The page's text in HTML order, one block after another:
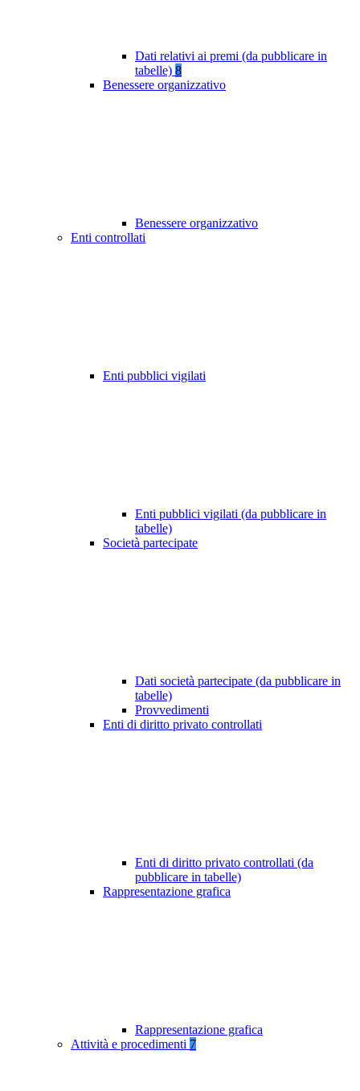
Dati relativi ai premi (da pubblicare in
tabelle) 8
Benessere organizzativo
Benessere organizzativo
Enti controllati
Enti pubblici vigilati
Enti pubblici vigilati (da pubblicare in
tabelle)
Società partecipate
Dati società partecipate (da pubblicare in
tabelle)
Provvedimenti
Enti di diritto privato controllati
Enti di diritto privato controllati (da
pubblicare in tabelle)
Rappresentazione grafica
Rappresentazione grafica
Attività e procedimenti 7